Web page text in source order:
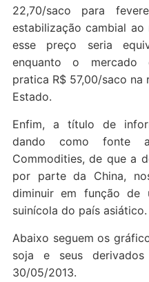
22,70/saco para
estabilização cambial
esse preço seria
enquanto o mercado
pratica R$ 57,00/saco na
Estado.
Enfim, a título de
dando como fonte
Commodities, de que a
por parte da China,
diminuir em função de
suinícola do país
Abaixo seguem os
soja e seus
30/05/2013.